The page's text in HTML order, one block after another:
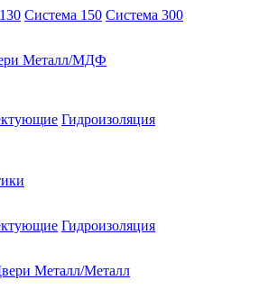
Система 150 Система 300
Металл/МДФ
Гидроизоляция
Гидроизоляция
Металл/Металл